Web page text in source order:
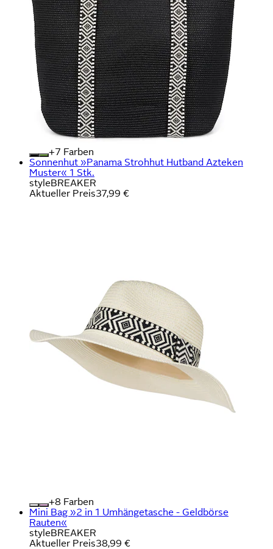
+
Farben
Sonnenhut »Panama Strohhut Hutband Azteken
Muster« 1 Stk.
styleBREAKER
Aktueller Preis37,99 €
+
Farben
Mini Bag »2 in 1 Umhängetasche - Geldbörse
Rauten«
styleBREAKER
Aktueller Preis38,99 €